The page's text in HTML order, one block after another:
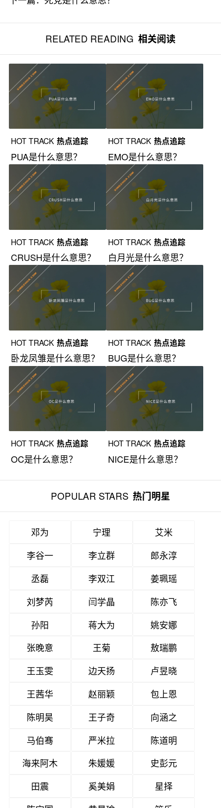
RELATED READING 相关阅读
HOT TRACK 热点追踪
PUA是什么意思？
HOT TRACK 热点追踪
EMO是什么意思？
HOT TRACK 热点追踪
CRUSH是什么意思？
HOT TRACK 热点追踪
白月光是什么意思？
HOT TRACK 热点追踪
卧龙凤雏是什么意思？
HOT TRACK 热点追踪
BUG是什么意思？
HOT TRACK 热点追踪
OC是什么意思？
HOT TRACK 热点追踪
NICE是什么意思？
POPULAR STARS 热门明星
邓为 宁理
艾米
李谷一
李立群
郎永淳
丞磊
李双江
姜珮瑶
刘梦芮
闫学晶
陈亦飞
孙阳
蒋大为
姚安娜
张晚意
王菊
敖瑞鹏
王玉雯
边天扬
卢昱晓
王茜华
赵丽颖
包上恩
陈明昊
王子奇
向涵之
马伯骞
严米拉
陈道明
海来阿木
朱媛媛
史彭元
田震
奚美娟
星择